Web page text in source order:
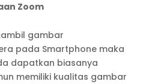
Zoom
gambar
pada Smartphone maka
dapatkan biasanya
memiliki kualitas gambar